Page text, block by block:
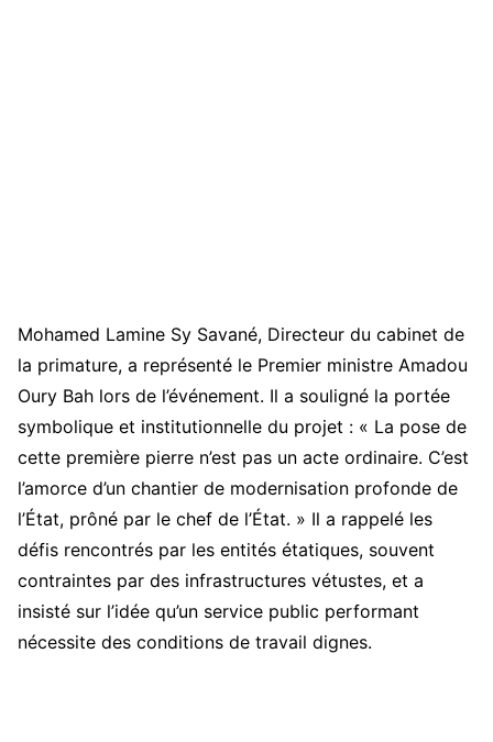
Mohamed Lamine Sy Savané, Directeur du cabinet de
la primature, a représenté le Premier ministre Amadou
Oury Bah lors de l’événement. Il a souligné la portée
symbolique et institutionnelle du projet : « La pose de
cette première pierre n’est pas un acte ordinaire. C’est
l’amorce d’un chantier de modernisation profonde de
l’État, prôné par le chef de l’État. » Il a rappelé les
défis rencontrés par les entités étatiques, souvent
contraintes par des infrastructures vétustes, et a
insisté sur l’idée qu’un service public performant
nécessite des conditions de travail dignes.